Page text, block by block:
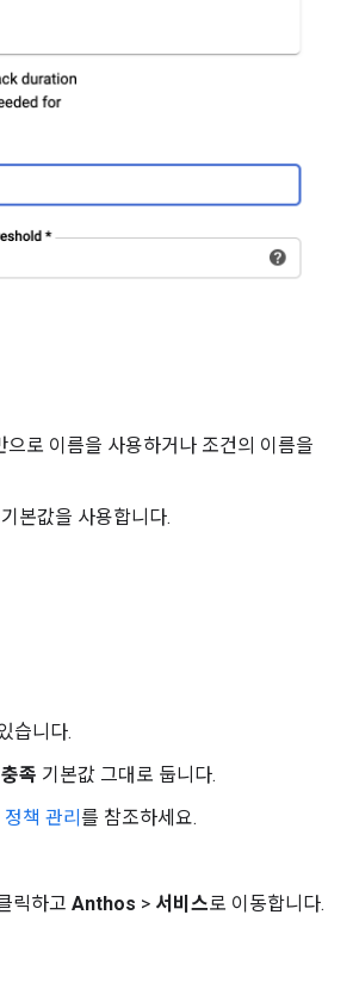
으로 이름을 사용하거나 조건의 이름을
본값을 사용합니다.
습니다.
족 기본값 그대로 둡니다.
책 관리 를 참조하세요.
릭하고 Anthos > 서비스로 이동합니다.